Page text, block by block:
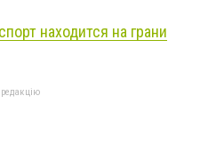
находится на грани